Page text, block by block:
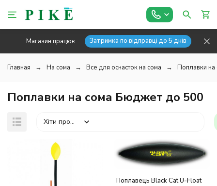
Магазин працює Затримка по відправці до 5 днів
Главная На сома Все для оснасток на сома Поплавки
Поплавки на сома Бюджет до 500
Хіти продажів
Поплавець Black Cat U-Float